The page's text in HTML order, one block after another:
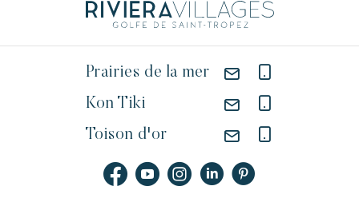
Prairies de la mer
Kon Tiki
Toison d'or